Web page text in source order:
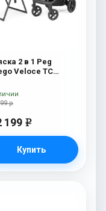
2 в 1 Peg
Veloce TC
р
199 e
Купить